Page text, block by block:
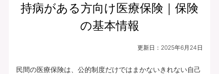
持病がある方向け医療保険｜保険
の基本情報
更新日： 2025年6月24日
民間の医療保険は、公的制度だけではまかないきれない自己